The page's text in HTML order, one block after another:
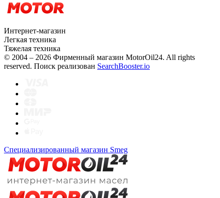
Интернет-магазин
Легкая техника
Тяжелая техника
© 2004 – 2026 Фирменный магазин MotorOil24. All rights
reserved. Поиск реализован SearchBooster.io
Специализированный магазин Smeg